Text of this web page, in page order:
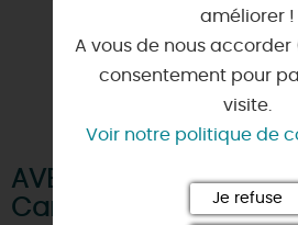
AVENTURE OUTDOOR -
Canoë, Kayak, Stand
améliorer !
A vous de nous
consentement pour
visite.
Voir notre politique de
Je refuse